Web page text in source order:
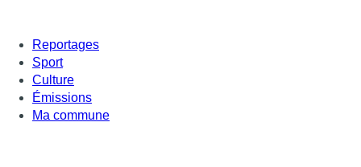
Reportages
Sport
Culture
Émissions
Ma commune